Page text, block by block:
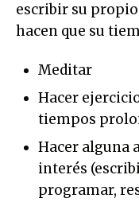
escribir su
hacen que su
Meditar
Hacer
tiempos
Hacer alguna
interés
programar,